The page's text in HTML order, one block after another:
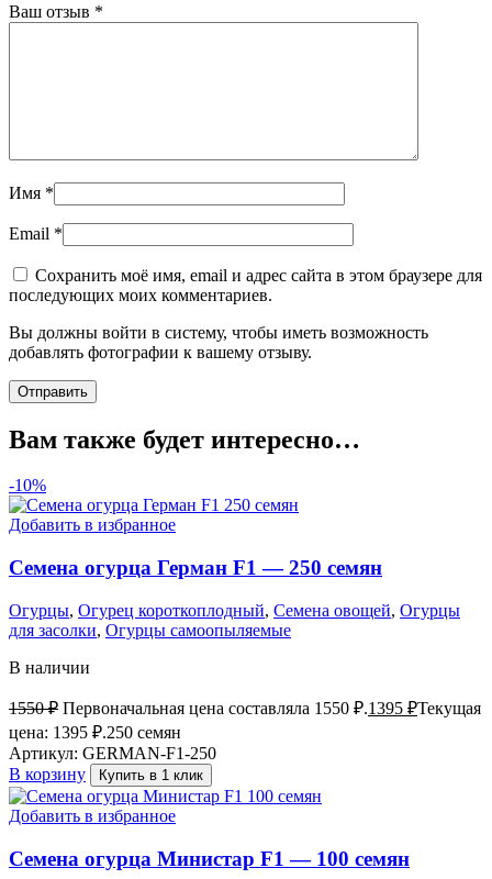
Ваш отзыв *
Имя *
Email *
Сохранить моё имя, email и адрес сайта в этом браузере для
последующих моих комментариев.
Вы должны войти в систему, чтобы иметь возможность
добавлять фотографии к вашему отзыву.
Вам также будет интересно…
-10%
Добавить в избранное
Семена огурца Герман F1 — 250 семян
Огурцы, Огурец короткоплодный, Семена овощей, Огурцы
для засолки, Огурцы самоопыляемые
В наличии
1550₽ Первоначальная цена составляла 1550 ₽.1395 ₽Текущая
цена: 1395 ₽.250 семян
Артикул: GERMAN-F1-250
В корзину
Купить в 1 клик
Добавить в избранное
Семена огурца Министар F1 — 100 семян